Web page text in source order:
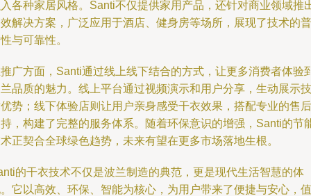
各种家居风格。Santi不仅提供家用产品，还针对商业领域推
解决方案，广泛应用于酒店、健身房等场所，展现了技术的普
与可靠性。
广方面，Santi通过线上线下结合的方式，让更多消费者体验
品质的魅力。线上平台通过视频演示和用户分享，生动展示技
势；线下体验店则让用户亲身感受干衣效果，搭配专业的售后
，构建了完整的服务体系。随着环保意识的增强，Santi的节
正契合全球绿色趋势，未来有望在更多市场落地生根。
的干衣技术不仅是波兰制造的典范，更是现代生活智慧的体
它以高效、环保、智能为核心，为用户带来了便捷与安心，值